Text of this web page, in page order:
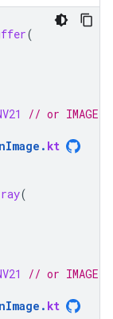
(
// or
. kt
(
// or
. kt